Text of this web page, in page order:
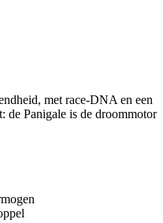
met race-DNA en een
de Panigale is de droommotor